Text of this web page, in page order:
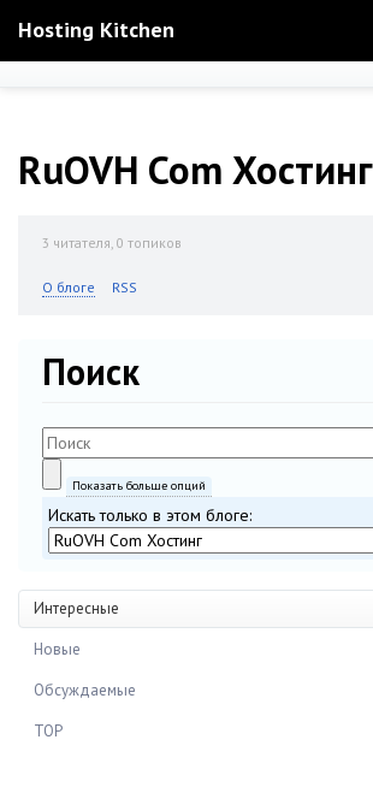
Hosting Kitchen
RuOVH Com Хостинг
3 читателя, 0 топиков
О блоге RSS
Поиск
Показать больше опций
Искать только в этом блоге:
Интересные
Новые
Обсуждаемые
TOP